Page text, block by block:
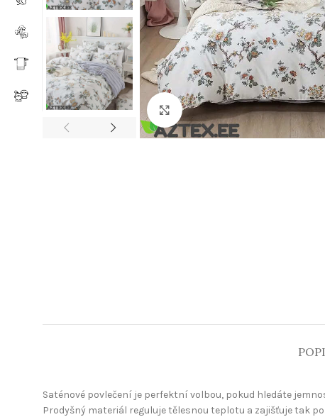
Click to enlarge
Saténové povlečení je perfektní volbou, pokud hledáte
Prodyšný materiál reguluje tělesnou teplotu a zajišťuje tak